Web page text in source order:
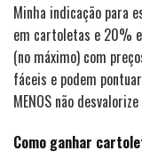
Minha indicação para
em cartoletas e 20%
(no máximo) com
fáceis e podem
MENOS não
Como ganhar